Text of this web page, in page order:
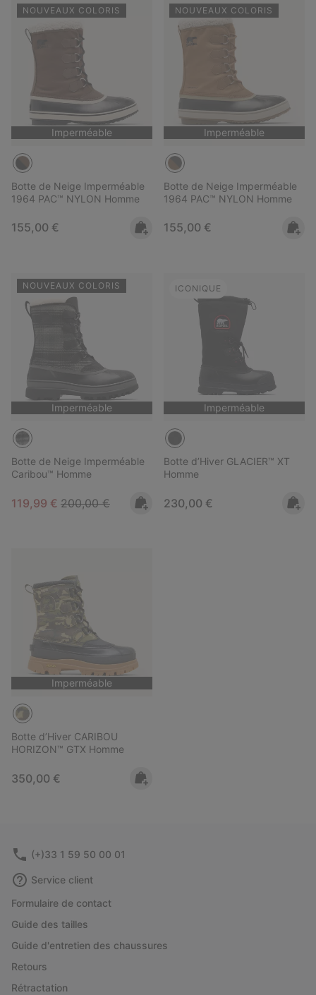
NOUVEAUX COLORIS
Imperméable
Botte de Neige Imperméable
1964 PAC™ NYLON Homme
Regular price:
155,00 €
NOUVEAUX COLORIS
Imperméable
Botte de Neige Imperméable
1964 PAC™ NYLON Homme
Regular price:
155,00 €
NOUVEAUX COLORIS
Imperméable
Botte de Neige Imperméable
Caribou™ Homme
Sale price:
119,99 € Regular price:
200,00 €
ICONIQUE
Imperméable
Botte d’Hiver GLACIER™ XT
Homme
Regular price:
230,00 €
Imperméable
Botte d’Hiver CARIBOU
HORIZON™ GTX Homme
Regular price:
350,00 €
(+)33 1 59 50 00 01
Service client
Formulaire de contact
Guide des tailles
Guide d'entretien des chaussures
Retours
Rétractation